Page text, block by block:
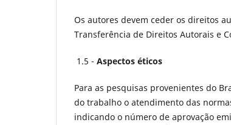
Os autores devem ceder os direitos
Transferência de Direitos Autorais e
1.5 - Aspectos éticos
Para as pesquisas provenientes do
do trabalho o atendimento das
indicando o número de aprovação